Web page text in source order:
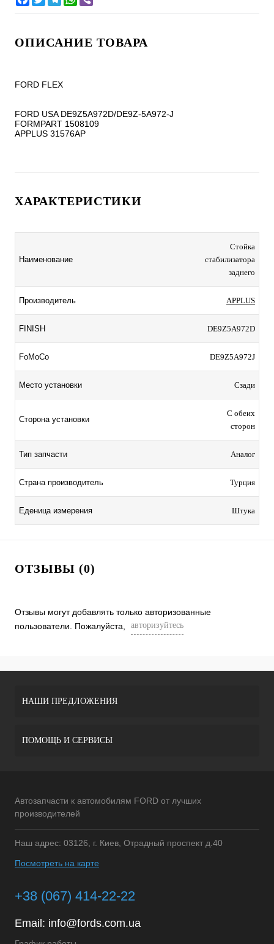
ОПИСАНИЕ ТОВАРА
FORD FLEX
FORD USA DE9Z5A972D/DE9Z-5A972-J
FORMPART 1508109
ХАРАКТЕРИСТИКИ
Наименование
Стойка
стабилизатора
заднего
Производитель APPLUS
FINISH DE9Z5A972D
FoMoCo DE9Z5A972J
Место установки Сзади
Сторона установки
С обеих
сторон
Тип запчасти Аналог
Страна производитель Турция
Еденица измерения Штука
ОТЗЫВЫ (0)
Отзывы могут добавлять только авторизованные
пользователи. Пожалуйста,
авторизуйтесь
НАШИ ПРЕДЛОЖЕНИЯ
ПОМОЩЬ И СЕРВИСЫ
Автозапчасти к автомобилям FORD от лучших
производителей
Наш адрес: 03126, г. Киев, Отрадный проспект д.40
Посмотреть на карте
+38 (067) 414-22-22
Email: info@fords.com.ua